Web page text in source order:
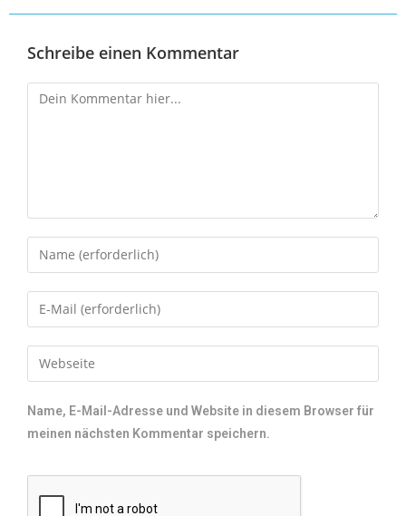
Schreibe einen Kommentar
Name, E-Mail-Adresse und Website in diesem Browser für
meinen nächsten Kommentar speichern.